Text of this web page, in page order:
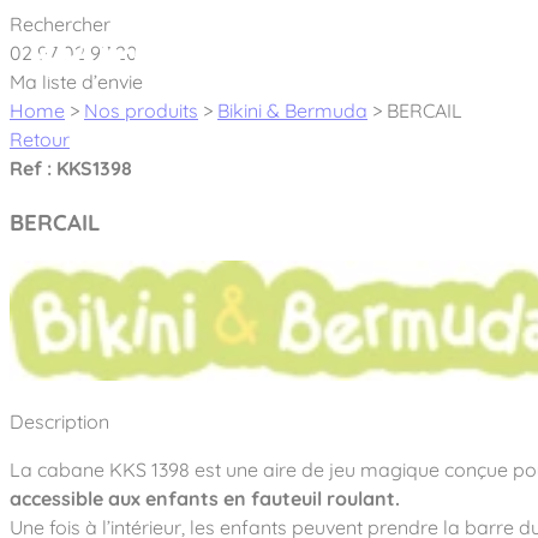
Cookies management panel
Créateur et fabricant d’aires de jeux &
Nos dernières actualités
À propos
Nos Garanties
Notre concept
Aires de jeux Bikini & Bermuda®
Tous nos jeux
Jeux inclusifs
Sport & Fitness Sport&Co®
Agrès fitness
Mobilier & accessoires
Rechercher
02 97 02 97 20
Ma liste d’envie
Home > Nos produits > Bikini & Bermuda > BERCAIL
Retour
Ref : KKS1398
BERCAIL
Description
La cabane KKS 1398 est une aire de jeu magique conçue
accessible aux enfants en fauteuil roulant.
Une fois à l’intérieur, les enfants peuvent prendre la barre